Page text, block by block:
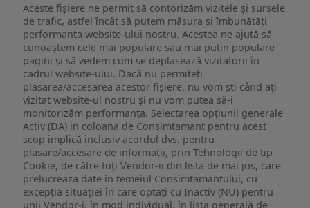
Aceste fișiere ne permit să contorizăm vizitele și sursele
de trafic, astfel încât să putem măsura și îmbunătăți
performanța website-ului nostru. Acestea ne ajută să
cunoaștem cele mai populare sau mai puțin populare
pagini și să vedem cum se deplasează vizitatorii în
cadrul website-ului. Dacă nu permiteți
plasarea/accesarea acestor fișiere, nu vom ști când ați
vizitat website-ul nostru și nu vom putea să-i
monitorizăm performanța. Selectarea opțiunii generale
Activ (DA) in coloana de Consimtamant pentru acest
scop implică inclusiv acordul dvs. pentru
plasare/accesare de informații, prin Tehnologii de tip
Cookie, de către toți Vendor-ii din lista de mai jos, care
prelucreaza date in temeiul Consimtamantului, cu
excepția situației în care optați cu Inactiv (NU) pentru
unii Vendor-i, în mod individual, în lista generală de